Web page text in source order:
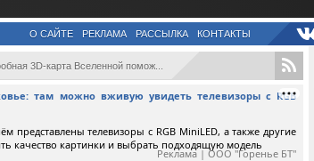
О САЙТЕ РЕКЛАМА РАССЫЛКА КОНТАКТЫ
3D-карта Вселенной помож...
там можно вживую увидеть телевизоры с RGB
телевизоры с RGB MiniLED, а также другие
качество картинки и выбрать подходящую модель
Реклама | ООО "Горенье БТ"